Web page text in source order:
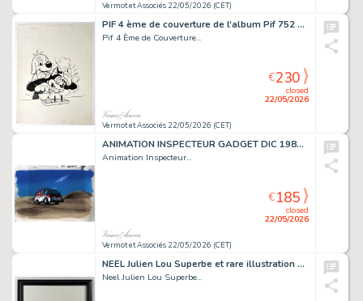
Vermot et Associés 22/05/2026 (CET)
PIF 4 ème de couverture de l’album Pif 752 édité par...
Pif 4 Ème de Couverture...
Vermot et Associés 22/05/2026 (CET)
closed
22/05/2026
€230
ANIMATION INSPECTEUR GADGET DIC 1983-1984 Cellulo sur...
Animation Inspecteur...
Vermot et Associés 22/05/2026 (CET)
closed
22/05/2026
€185
NEEL Julien Lou Superbe et rare illustration couleur...
Neel Julien Lou Superbe...